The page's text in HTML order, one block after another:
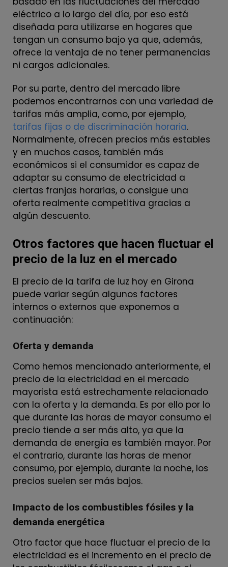
eléctrico a lo largo del día, por eso está
diseñada para utilizarse en hogares que
tengan un consumo bajo ya que, además,
ofrece la ventaja de no tener permanencias
ni cargos adicionales.
Por su parte, dentro del mercado libre
podemos encontrarnos con una variedad de
tarifas más amplia, como, por ejemplo,
tarifas fijas o de discriminación horaria.
Normalmente, ofrecen precios más estables
y en muchos casos, también más
económicos si el consumidor es capaz de
adaptar su consumo de electricidad a
ciertas franjas horarias, o consigue una
oferta realmente competitiva gracias a
algún descuento.
Otros factores que hacen fluctuar el
precio de la luz en el mercado
El precio de la tarifa de luz hoy en Girona
puede variar según algunos factores
internos o externos que exponemos a
continuación:
Oferta y demanda
Como hemos mencionado anteriormente, el
precio de la electricidad en el mercado
mayorista está estrechamente relacionado
con la oferta y la demanda. Es por ello por lo
que durante las horas de mayor consumo el
precio tiende a ser más alto, ya que la
demanda de energía es también mayor. Por
el contrario, durante las horas de menor
consumo, por ejemplo, durante la noche, los
precios suelen ser más bajos.
Impacto de los combustibles fósiles y la
demanda energética
Otro factor que hace fluctuar el precio de la
electricidad es el incremento en el precio de